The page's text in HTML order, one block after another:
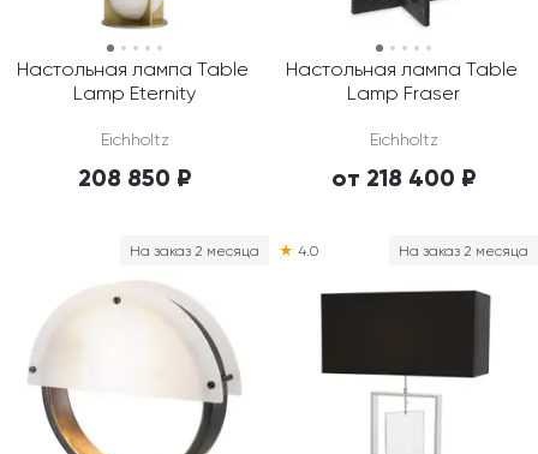
Настольная лампа Table
Lamp Eternity
Eichholtz
208 850 ₽
Настольная лампа Table
Lamp Fraser
Eichholtz
от 218 400 ₽
На заказ 2 месяца На заказ 2 месяца
★ 4.0